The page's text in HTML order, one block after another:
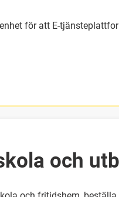
för att E-
och